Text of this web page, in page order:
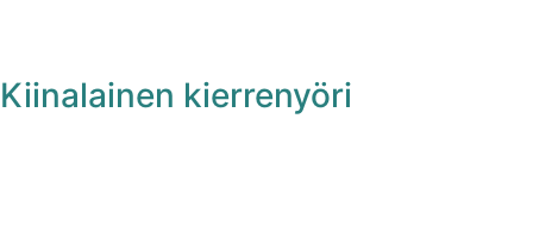
Kiinalainen kierrenyöri